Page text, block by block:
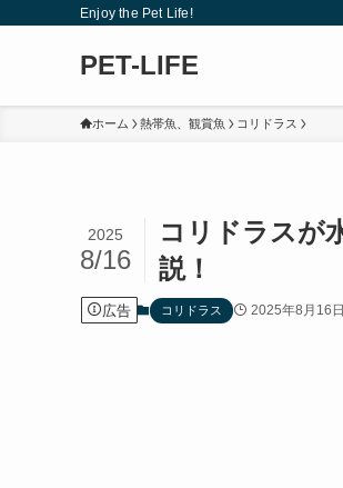
Enjoy the Pet Life!
PET-LIFE
ホーム 熱帯魚、観賞魚 コリドラス
コリドラスが
説！
2025
8/16
広告 コリドラス 2025年8月16日